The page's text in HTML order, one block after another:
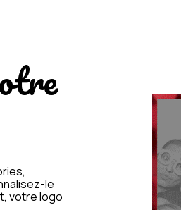
le
votre logo